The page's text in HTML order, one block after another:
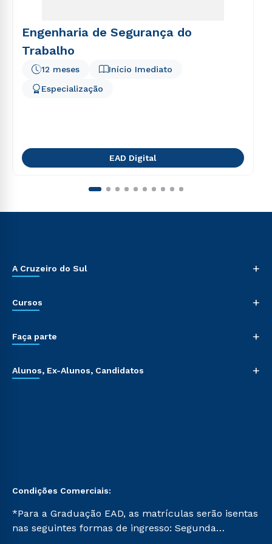
Engenharia de Segurança do
Trabalho
Início Imediato
12 meses
Especialização
EAD Digital
A Cruzeiro do Sul +
Cursos +
Faça parte +
Alunos, Ex-Alunos, Candidatos +
Condições Comerciais:
*Para a Graduação EAD, as matrículas serão isentas
nas seguintes formas de ingresso: Segunda